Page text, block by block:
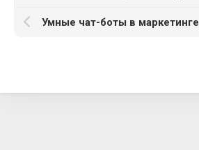
Умные чат-боты в маркетинге